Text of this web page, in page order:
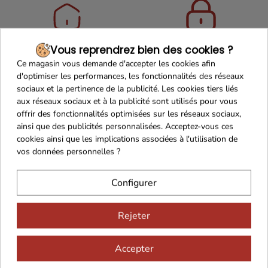
Maison Familiale Paiement Sécurisé
Franco de port 79€ Livraison 24h/48h
Cadeaux dès 99€
Vous reprendrez bien des cookies ?
Ce magasin vous demande d'accepter les cookies afin
d'optimiser les performances, les fonctionnalités des réseaux
sociaux et la pertinence de la publicité. Les cookies tiers liés
aux réseaux sociaux et à la publicité sont utilisés pour vous
offrir des fonctionnalités optimisées sur les réseaux sociaux,
ainsi que des publicités personnalisées. Acceptez-vous ces
cookies ainsi que les implications associées à l'utilisation de
vos données personnelles ?
Configurer
Rejeter
Accepter